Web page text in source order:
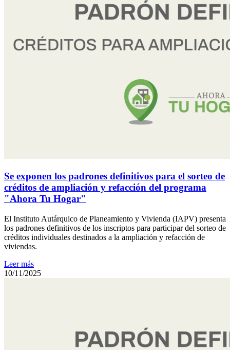
Se exponen los padrones definitivos para el sorteo de
créditos de ampliación y refacción del programa
"Ahora Tu Hogar"
El Instituto Autárquico de Planeamiento y Vivienda (IAPV) presenta
los padrones definitivos de los inscriptos para participar del sorteo de
créditos individuales destinados a la ampliación y refacción de
viviendas.
Leer más
10/11/2025